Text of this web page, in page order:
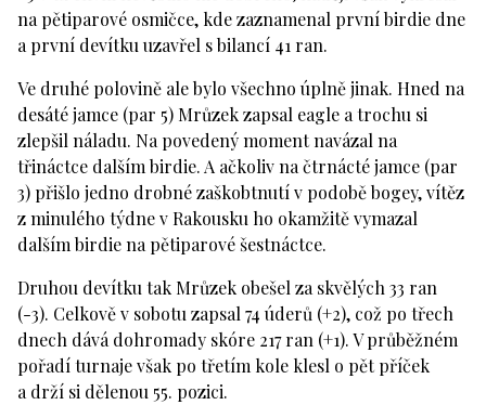
na pětiparové osmičce, kde zaznamenal první birdie dne
a první devítku uzavřel s bilancí 41 ran.
Ve druhé polovině ale bylo všechno úplně jinak. Hned na
desáté jamce (par 5) Mrůzek zapsal eagle a trochu si
zlepšil náladu. Na povedený moment navázal na
třináctce dalším birdie. A ačkoliv na čtrnácté jamce (par
3) přišlo jedno drobné zaškobtnutí v podobě bogey, vítěz
z minulého týdne v Rakousku ho okamžitě vymazal
dalším birdie na pětiparové šestnáctce.
Druhou devítku tak Mrůzek obešel za skvělých 33 ran
(-3). Celkově v sobotu zapsal 74 úderů (+2), což po třech
dnech dává dohromady skóre 217 ran (+1). V průběžném
pořadí turnaje však po třetím kole klesl o pět příček
a drží si dělenou 55. pozici.